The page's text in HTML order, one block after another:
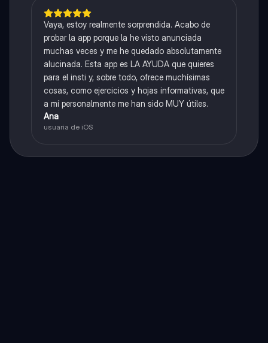
Vaya, estoy realmente sorprendida. Acabo de
probar la app porque la he visto anunciada
muchas veces y me he quedado absolutamente
alucinada. Esta app es LA AYUDA que quieres
para el insti y, sobre todo, ofrece muchísimas
cosas, como ejercicios y hojas informativas, que
a mí personalmente me han sido MUY útiles.
Ana
usuaria de iOS